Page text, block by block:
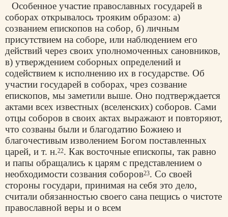
Особенное участие православных государей в
соборах открывалось трояким образом: а)
созванием епископов на собор, б) личным
присутствием на соборе, или наблюдением его
действий через своих уполномоченных сановников,
в) утверждением соборных определений и
содействием к исполнению их в государстве. Об
участии государей в соборах, чрез созвание
епископов, мы заметили выше. Оно подтверждается
актами всех известных (вселенских) соборов. Сами
отцы соборов в своих актах выражают и повторяют,
что созваны были и благодатию Божиею и
благочестивым изволением Богом поставленных
царей, и т. н.22. Как восточные епископы, так равно
и папы обращались к царям с представлением о
необходимости созвания соборов23. Со своей
стороны государи, принимая на себя это дело,
считали обязанностью своего сана пещись о чистоте
православной веры и о всем